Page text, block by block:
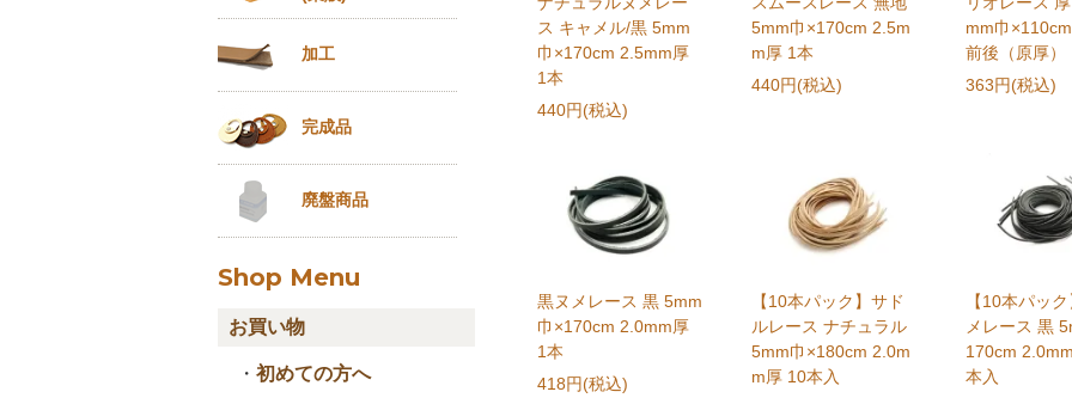
ス キャメル/黒 5mm
巾×170cm 2.5mm厚
1本
440円(税込)
5mm巾×170cm 2.5m
m厚 1本
440円(税込)
mm巾
前後（原厚）
363円(税込)
黒ヌメレース 黒 5mm
巾×170cm 2.0mm厚
1本
418円(税込)
【10本パック】サド
ルレース ナチュラル
5mm巾×180cm 2.0m
m厚 10本入
【10本パッ
メレース 黒
170cm
本入
加工
完成品
廃盤商品
Shop Menu
お買い物
・ 初めての方へ